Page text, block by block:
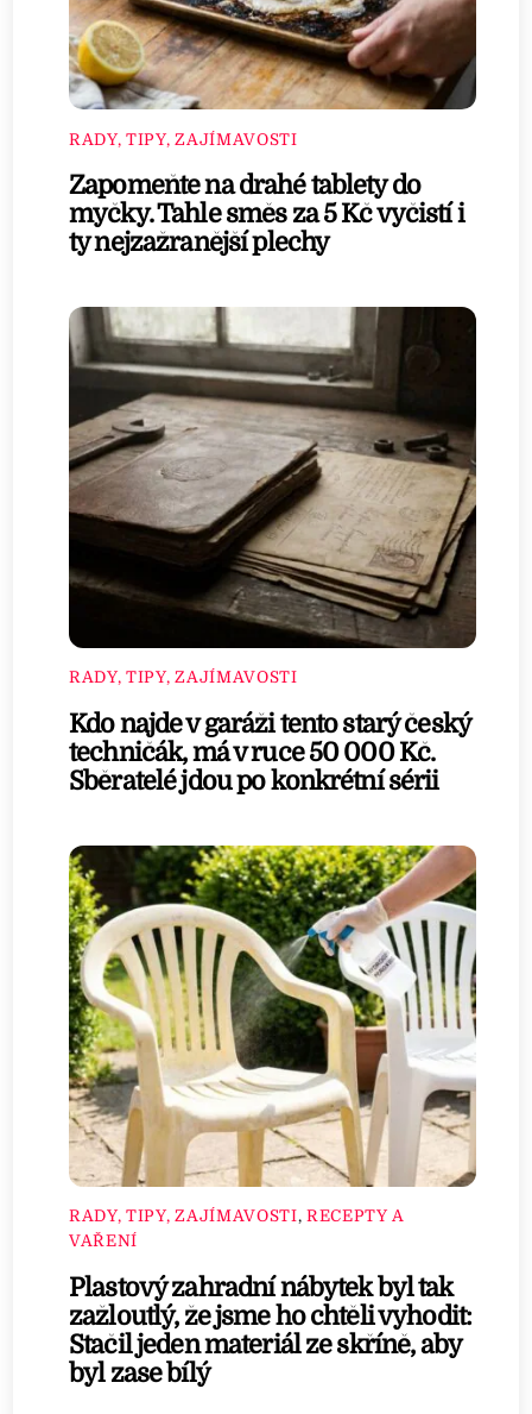
RADY, TIPY, ZAJÍMAVOSTI
Zapomeňte na drahé tablety do
myčky. Tahle směs za 5 Kč vyčistí i
ty nejzažranější plechy
RADY, TIPY, ZAJÍMAVOSTI
Kdo najde v garáži tento starý český
techničák, má v ruce 50 000 Kč.
Sběratelé jdou po konkrétní sérii
RADY, TIPY, ZAJÍMAVOSTI, RECEPTY A
VAŘENÍ
Plastový zahradní nábytek byl tak
zažloutlý, že jsme ho chtěli vyhodit:
Stačil jeden materiál ze skříně, aby
byl zase bílý